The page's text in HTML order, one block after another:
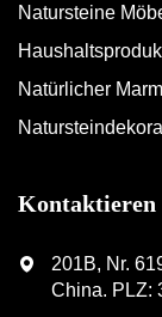
Natursteine
Natürlicher
Kontaktieren
201B, Nr.
China. PLZ: